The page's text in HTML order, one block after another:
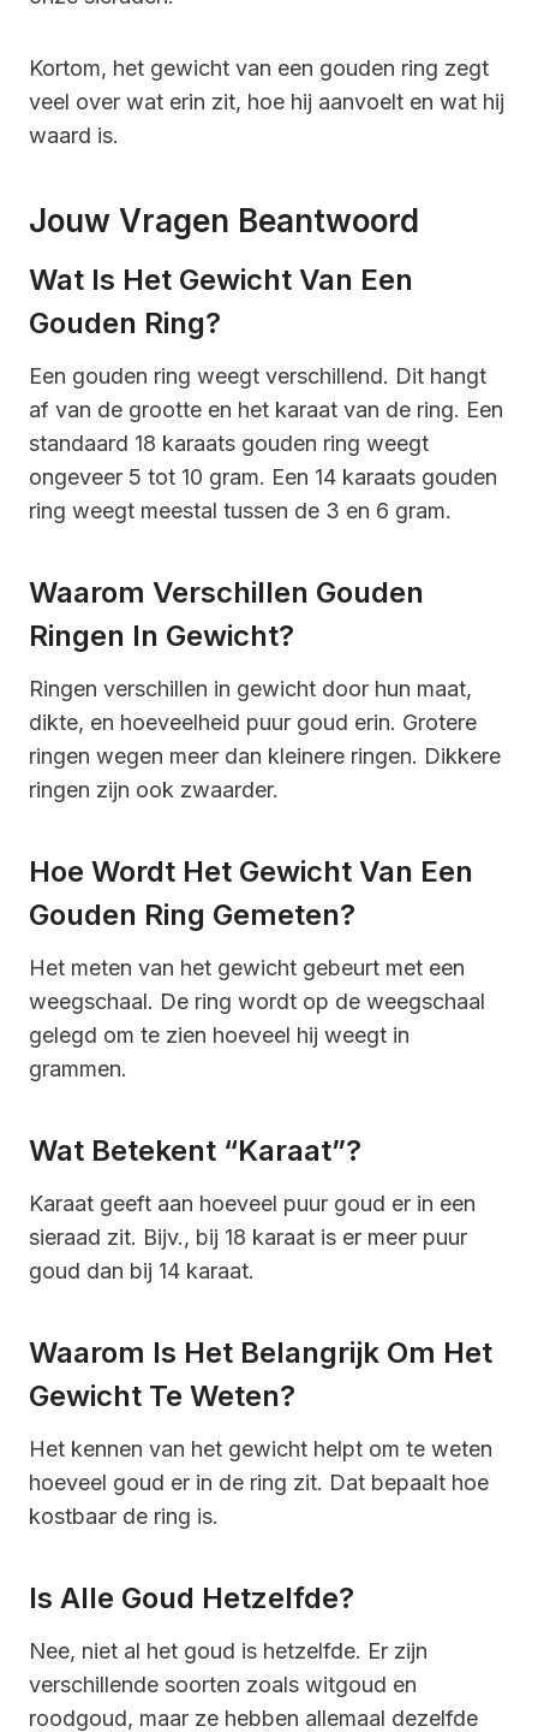
Kortom, het gewicht van een gouden ring zegt
veel over wat erin zit, hoe hij aanvoelt en wat hij
waard is.
Jouw Vragen Beantwoord
Wat Is Het Gewicht Van Een
Gouden Ring?
Een gouden ring weegt verschillend. Dit hangt
af van de grootte en het karaat van de ring. Een
standaard 18 karaats gouden ring weegt
ongeveer 5 tot 10 gram. Een 14 karaats gouden
ring weegt meestal tussen de 3 en 6 gram.
Waarom Verschillen Gouden
Ringen In Gewicht?
Ringen verschillen in gewicht door hun maat,
dikte, en hoeveelheid puur goud erin. Grotere
ringen wegen meer dan kleinere ringen. Dikkere
ringen zijn ook zwaarder.
Hoe Wordt Het Gewicht Van Een
Gouden Ring Gemeten?
Het meten van het gewicht gebeurt met een
weegschaal. De ring wordt op de weegschaal
gelegd om te zien hoeveel hij weegt in
grammen.
Wat Betekent “karaat”?
Karaat geeft aan hoeveel puur goud er in een
sieraad zit. Bijv., bij 18 karaat is er meer puur
goud dan bij 14 karaat.
Waarom Is Het Belangrijk Om Het
Gewicht Te Weten?
Het kennen van het gewicht helpt om te weten
hoeveel goud er in de ring zit. Dat bepaalt hoe
kostbaar de ring is.
Is Alle Goud Hetzelfde?
Nee, niet al het goud is hetzelfde. Er zijn
verschillende soorten zoals witgoud en
roodgoud, maar ze hebben allemaal dezelfde